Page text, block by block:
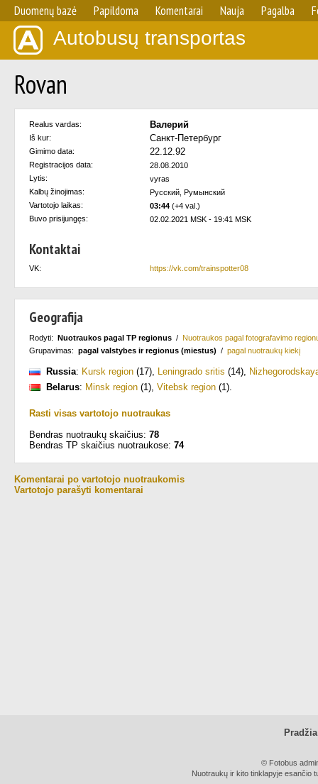
Duomenų bazė Papildoma Komentarai Nauja Pagalba
Autobusų transportas
Rovan
Realus vardas: Валерий
Iš kur: Санкт-Петербург
Gimimo data: 22.12.92
Registracijos data:
28.08.2010
Lytis:
vyras
Kalbų žinojimas:
Русский, Румынский
Vartotojo laikas:
03:44 (+4 val.)
Buvo prisijungęs:
02.02.2021 MSK - 19:41 MSK
Kontaktai
VK: https://vk.com/trainspotter08
Geografija
Rodyti: Nuotraukos pagal TP regionus / Nuotraukos pagal fotografavimo
Grupavimas: pagal valstybes ir regionus (miestus) / pagal nuotraukų kiekį
Russia: Kursk region (17), Leningrado sritis (14),
Belarus: Minsk region (1), Vitebsk region (1).
Rasti visas vartotojo nuotraukas
Bendras nuotraukų skaičius: 78
Bendras TP skaičius nuotraukose: 74
Komentarai po vartotojo nuotraukomis
Vartotojo parašyti komentarai
Pradžia
© Fotobus
Nuotraukų ir kito tinklapyje esančio